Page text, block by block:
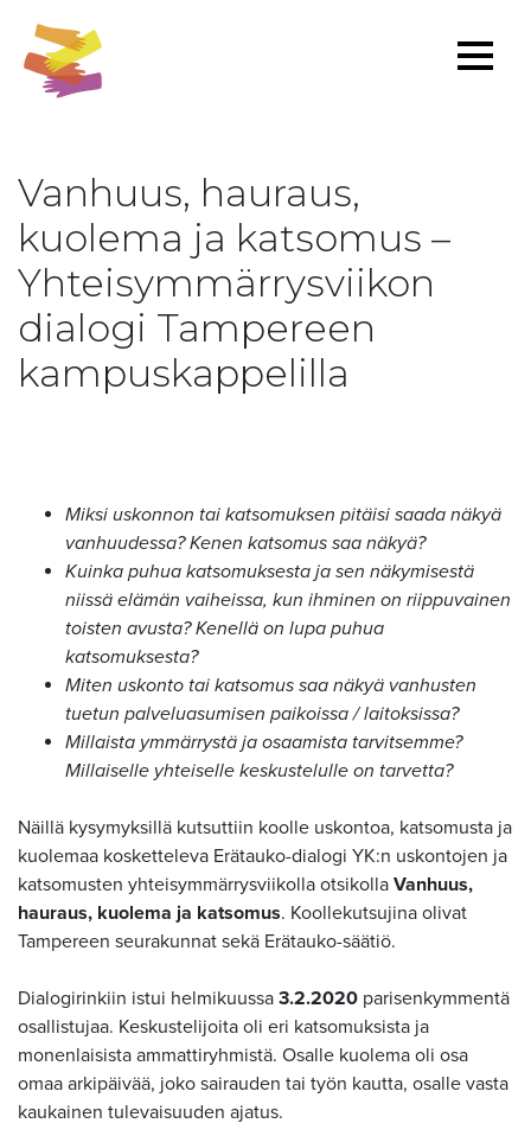
Vanhuus, hauraus,
kuolema ja katsomus –
Yhteisymmärrysviikon
dialogi Tampereen
kampuskappelilla
Miksi uskonnon tai katsomuksen pitäisi saada näkyä
vanhuudessa? Kenen katsomus saa näkyä?
Kuinka puhua katsomuksesta ja sen näkymisestä
niissä elämän vaiheissa, kun ihminen on riippuvainen
toisten avusta? Kenellä on lupa puhua
katsomuksesta?
Miten uskonto tai katsomus saa näkyä vanhusten
tuetun palveluasumisen paikoissa / laitoksissa?
Millaista ymmärrystä ja osaamista tarvitsemme?
Millaiselle yhteiselle keskustelulle on tarvetta?
Näillä kysymyksillä kutsuttiin koolle uskontoa, katsomusta ja
kuolemaa kosketteleva Erätauko-dialogi YK:n uskontojen ja
katsomusten yhteisymmärrysviikolla otsikolla Vanhuus,
hauraus, kuolema ja katsomus. Koollekutsujina olivat
Tampereen seurakunnat sekä Erätauko-säätiö.
Dialogirinkiin istui helmikuussa 3.2.2020 parisenkymmentä
osallistujaa. Keskustelijoita oli eri katsomuksista ja
monenlaisista ammattiryhmistä. Osalle kuolema oli osa
omaa arkipäivää, joko sairauden tai työn kautta, osalle vasta
kaukainen tulevaisuuden ajatus.